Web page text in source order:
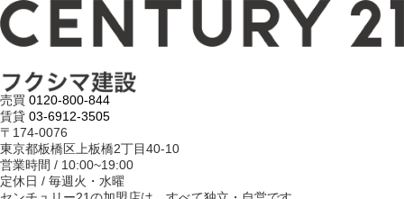
売買 0120-800-844
賃貸 03-6912-3505
〒174-0076
東京都板橋区上板橋2丁目40-10
営業時間 / 10:00~19:00
定休日 / 毎週火・水曜